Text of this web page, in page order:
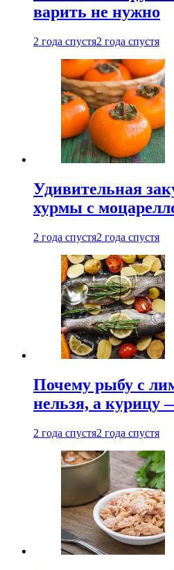
варить не нужно
2 года спустя2 года спустя
Удивительная
хурмы с
2 года спустя2 года спустя
Почему рыбу с
нельзя, а курицу
2 года спустя2 года спустя